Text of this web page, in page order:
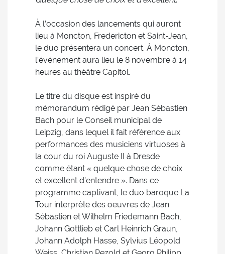
À l’occasion des lancements qui auront
lieu à Moncton, Fredericton et Saint-Jean,
le duo présentera un concert. À Moncton,
l’événement aura lieu le 8 novembre à 14
heures au théâtre Capitol.
Le titre du disque est inspiré du
mémorandum rédigé par Jean Sébastien
Bach pour le Conseil municipal de
Leipzig, dans lequel il fait référence aux
performances des musiciens virtuoses à
la cour du roi Auguste II à Dresde
comme étant « quelque chose de choix
et excellent d’entendre ». Dans ce
programme captivant, le duo baroque La
Tour interprète des oeuvres de Jean
Sébastien et Wilhelm Friedemann Bach,
Johann Gottlieb et Carl Heinrich Graun,
Johann Adolph Hasse, Sylvius Léopold